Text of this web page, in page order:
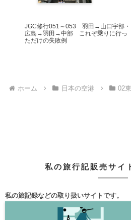
JGC修行051～053 羽田→山口宇部・
広島→羽田→中部 これぞ乗りに行っ
ただけの失敗例
ホーム 日本の空港 02
私の旅行記販売サイ
私の旅記録などの取り扱いサイトです。